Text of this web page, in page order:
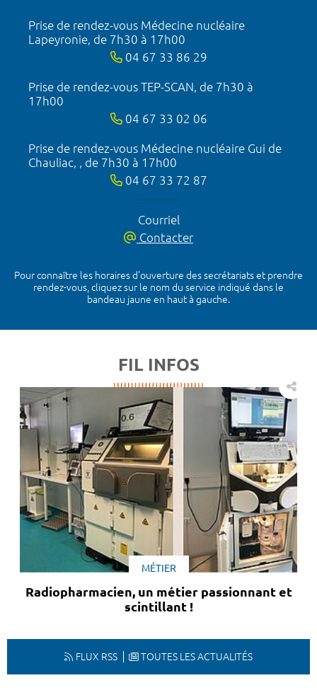
Prise de rendez-vous Médecine nucléaire
Lapeyronie, de 7h30 à 17h00
04 67 33 86 29
Prise de rendez-vous TEP-SCAN, de 7h30 à
17h00
04 67 33 02 06
Prise de rendez-vous Médecine nucléaire Gui de
Chauliac, , de 7h30 à 17h00
04 67 33 72 87
Courriel
Contacter
Pour connaître les horaires d’ouverture des secrétariats et prendre
rendez-vous, cliquez sur le nom du service indiqué dans le
bandeau jaune en haut à gauche.
FIL INFOS
MÉTIER
Radiopharmacien, un métier passionnant et
scintillant !
FLUX RSS TOUTES LES ACTUALITÉS